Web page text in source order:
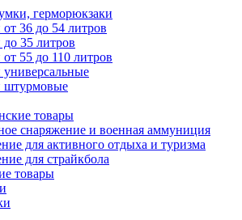
герморюкзаки
36 до 54 литров
35 литров
55 до 110 литров
штурмовые
товары
снаряжение и военная аммуниция
для активного отдыха и туризма
для страйкбола
товары